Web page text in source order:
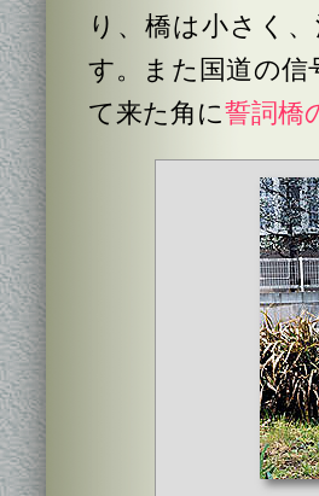
り、橋は小さく
す。また国道の
て来た角に誓詞橋